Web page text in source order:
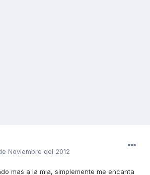
Noviembre del 2012
mas a la mia, simplemente me encanta